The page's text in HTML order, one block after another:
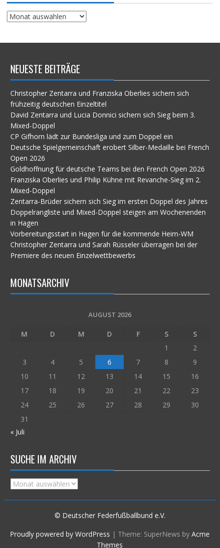
Suche
NEUESTE BEITRÄGE
Christopher Zentarra und Franziska Oberlies sichern sich
frühzeitig deutschen Einzeltitel
David Zentarra und Lucia Donnici sichern sich Sieg beim 3.
Mixed-Doppel
CP Gifhorn lädt zur Bundesliga und zum Doppel ein
Deutsche Spielgemeinschaft erobert Silber-Medaille bei French
Open 2026
Goldhoffnung für deutsche Teams bei den French Open 2026
Franziska Oberlies und Philip Kühne mit Revanche-Sieg im 2.
Mixed-Doppel
Zentarra-Brüder sichern sich Sieg im ersten Doppel des Jahres
Doppelrangliste und Mixed-Doppel steigen am Wochenenden
in Hagen
Vorbereitungsstart in Hagen für die kommende Heim-WM
Christopher Zentarra und Sarah Rüsseler überragen bei der
Premiere des neuen Einzelwettbewerbs
MONATSARCHIV
AUGUST 2026
M D M D F S
S
1
2
3
4 5 6 7 8
9
10
11 12 13 14 15
16
17
18 19 20 21 22
23
24
25 26 27 28 29
30
31
« Juli
SUCHE IM ARCHIV
Suche
© Deutscher Federfußballbund e.V.
Proudly powered by WordPress | Theme: SuperNews byAcme
Themes